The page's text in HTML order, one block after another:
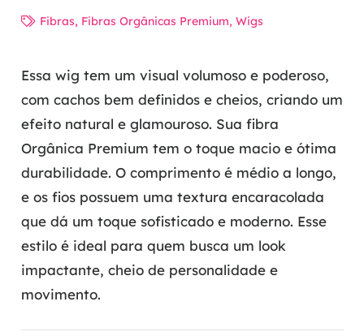
Fibras, Fibras Orgânicas Premium,Wigs
Essa wig tem um visual volumoso e poderoso,
com cachos bem definidos e cheios, criando um
efeito natural e glamouroso. Sua fibra
Orgânica Premium tem o toque macio e ótima
durabilidade. O comprimento é médio a longo,
e os fios possuem uma textura encaracolada
que dá um toque sofisticado e moderno. Esse
estilo é ideal para quem busca um look
impactante, cheio de personalidade e
movimento.